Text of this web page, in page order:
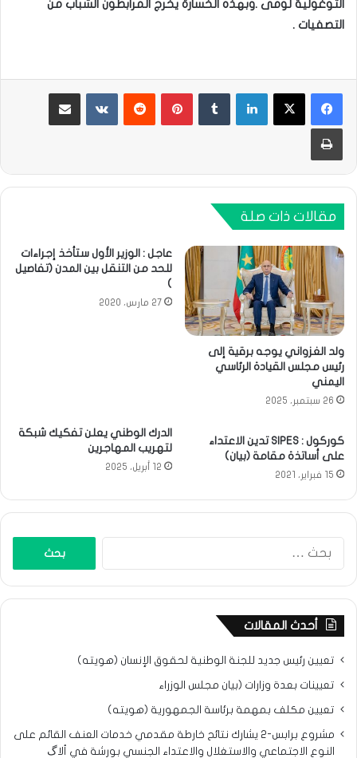
التوغولية لومى .وبهذه الخسارة يخرج المرابطون الشباب من
التصفيات .
لينكدإن بينتيريست مشاركة عبر البريد
طباعة
مقالات ذات صلة
ولد الغزواني يوجه برقية إلى
رئيس مجلس القيادة الرئاسي
اليمني
26 سبتمبر، 2025
عاجل : الوزير الأول ستأخذ إجراءات
للحد من التنقل بين المدن (تفاصيل
)
27 مارس، 2020
كوركول : SIPES تدين الاعتداء
على أساتذة مقامة (بيان)
15 فبراير، 2021
الدرك الوطني يعلن تفكيك شبكة
لتهريب المهاجرين
12 أبريل، 2025
أحدث المقالات
تعيين رئيس جديد للجنة الوطنية لحقوق الإنسان (هويته)
تعيينات بعدة وزارات (بيان مجلس الوزراء
تعيين مكلف بمهمة برئاسة الجمهورية (هويته)
مشروع برابس-2 يشارك نتائح خارطة مقدمي خدمات العنف القائم على
النوع الاجتماعي والاستغلال والاعتداء الجنسي بورشة في ألاگ